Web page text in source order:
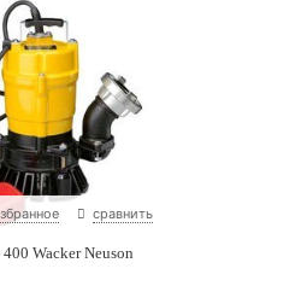
сравнить
Wacker Neuson